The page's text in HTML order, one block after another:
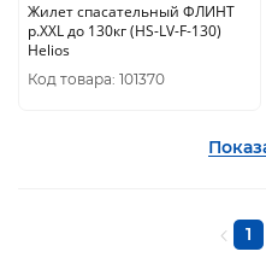
Жилет спасательный ФЛИНТ
р.XXL до 130кг (HS-LV-F-130)
Helios
Код товара: 101370
1